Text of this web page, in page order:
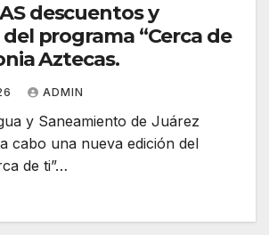
descuentos y
programa “Cerca de
Aztecas.
ADMIN
y Saneamiento de Juárez
cabo una nueva edición del
de ti”…